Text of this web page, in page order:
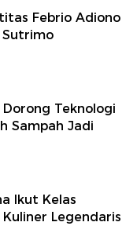
Febrio Adiono
Teknologi
Sampah Jadi
Ikut Kelas
Legendaris